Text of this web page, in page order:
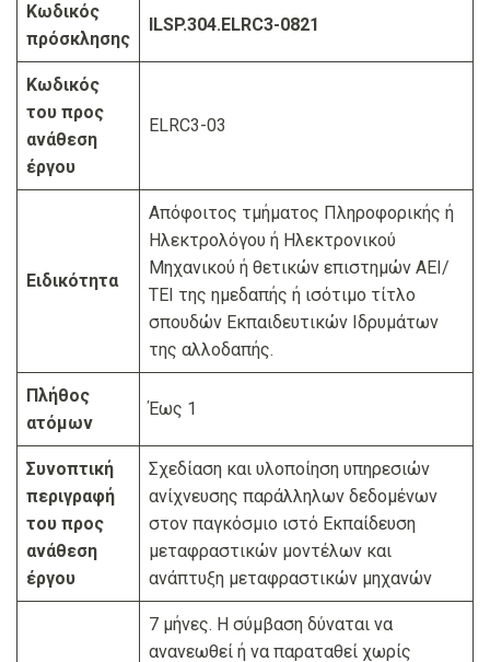
Κωδικός
πρόσκλησης
ΙLSP.304.ELRC3-0821
Κωδικός
του προς
ανάθεση
έργου
ELRC3-03
Ειδικότητα
Απόφοιτος τμήματος Πληροφορικής ή
Ηλεκτρολόγου ή Ηλεκτρονικού
Μηχανικού ή θετικών επιστημών ΑΕΙ/
ΤΕΙ της ημεδαπής ή ισότιμο τίτλο
σπουδών Εκπαιδευτικών Ιδρυμάτων
της αλλοδαπής.
Πλήθος
ατόμων
Έως 1
Συνοπτική
περιγραφή
του προς
ανάθεση
έργου
Σχεδίαση και υλοποίηση υπηρεσιών
ανίχνευσης παράλληλων δεδομένων
στον παγκόσμιο ιστό Εκπαίδευση
μεταφραστικών μοντέλων και
ανάπτυξη μεταφραστικών μηχανών
7 μήνες. Η σύμβαση δύναται να
ανανεωθεί ή να παραταθεί χωρίς